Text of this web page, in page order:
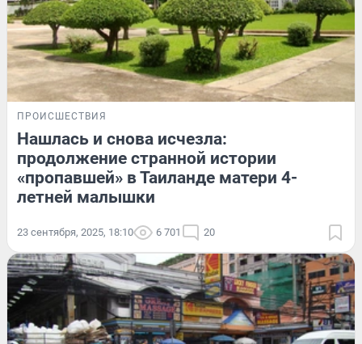
ПРОИСШЕСТВИЯ
Нашлась и снова исчезла:
продолжение странной истории
«пропавшей» в Таиланде матери 4-
летней малышки
23 сентября, 2025, 18:10 6 701 20